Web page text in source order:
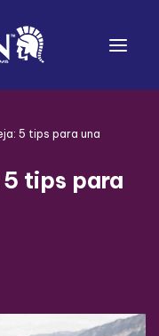
SEXUAL
5 tips para una
tips para